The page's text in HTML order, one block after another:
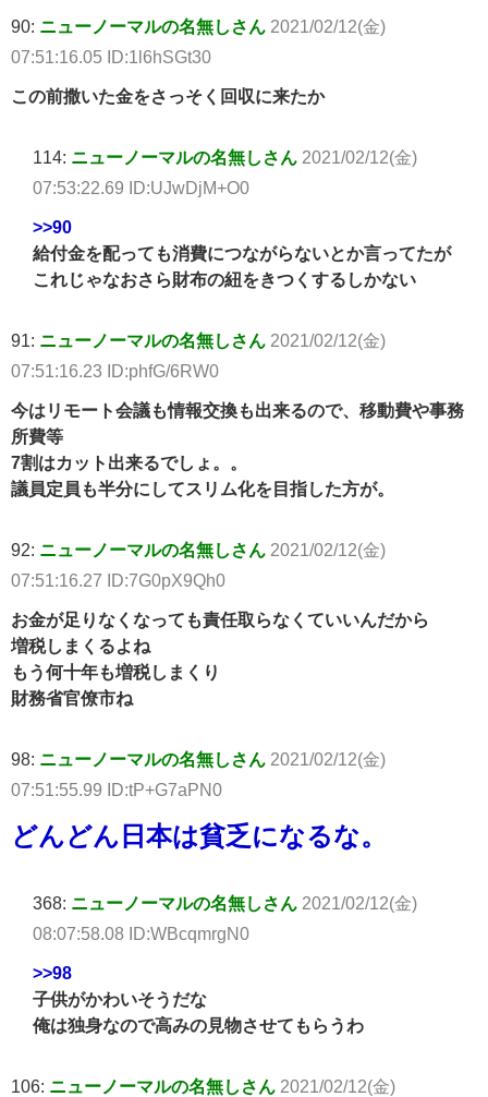
90: ニューノーマルの名無しさん 2021/02/12(金)
07:51:16.05 ID:1l6hSGt30
この前撒いた金をさっそく回収に来たか
114: ニューノーマルの名無しさん 2021/02/12(金)
07:53:22.69 ID:UJwDjM+O0
>>90
給付金を配っても消費につながらないとか言ってたが
これじゃなおさら財布の紐をきつくするしかない
91: ニューノーマルの名無しさん 2021/02/12(金)
07:51:16.23 ID:phfG/6RW0
今はリモート会議も情報交換も出来るので、移動費や事務
所費等
7割はカット出来るでしょ。。
議員定員も半分にしてスリム化を目指した方が。
92: ニューノーマルの名無しさん 2021/02/12(金)
07:51:16.27 ID:7G0pX9Qh0
お金が足りなくなっても責任取らなくていいんだから
増税しまくるよね
もう何十年も増税しまくり
財務省官僚市ね
98: ニューノーマルの名無しさん 2021/02/12(金)
07:51:55.99 ID:tP+G7aPN0
どんどん日本は貧乏になるな。
368: ニューノーマルの名無しさん 2021/02/12(金)
08:07:58.08 ID:WBcqmrgN0
>>98
子供がかわいそうだな
俺は独身なので高みの見物させてもらうわ
106: ニューノーマルの名無しさん 2021/02/12(金)